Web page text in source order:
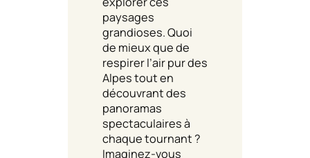
paysages
grandioses. Quoi
de mieux que de
respirer l’air pur des
Alpes tout en
découvrant des
panoramas
spectaculaires à
chaque tournant ?
Imaginez-vous